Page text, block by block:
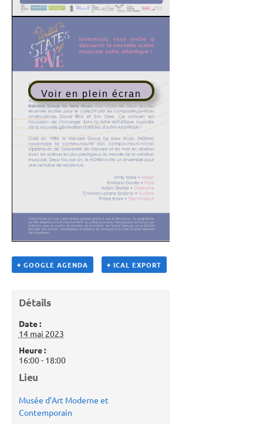
Voir en plein écran
+ GOOGLE AGENDA + ICAL EXPORT
Détails
Date :
14 mai 2023
Heure :
16:00 - 18:00
Lieu
Musée d’Art Moderne et
Contemporain